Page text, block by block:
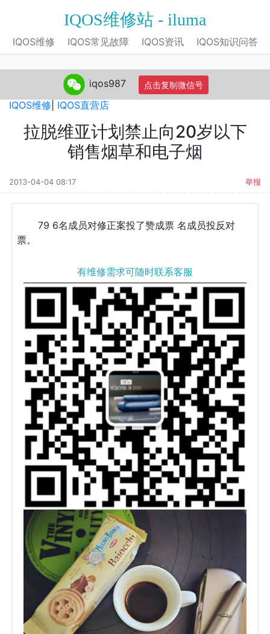
IQOS维修站 - iluma
IQOS维修 IQOS常见故障 IQOS资讯 IQOS知识问答
|IQOS电子烟| IQOS专营店|IQOS自营店
IQOS维修 IQOS直营店
拉脱维亚计划禁止向20岁以下
销售烟草和电子烟
2013-04-04 08:17 举报
79 6名成员对修正案投了赞成票 名成员投反对
票。
有维修需求可随时联系客服
iqos987 点击复制微信号